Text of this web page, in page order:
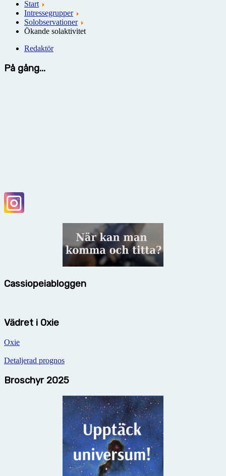
Start
Intressegrupper
Solobservationer
Ökande solaktivitet
Redaktör
På gång...
Cassiopeiabloggen
Vädret i Oxie
Oxie
Detaljerad prognos
Broschyr 2025